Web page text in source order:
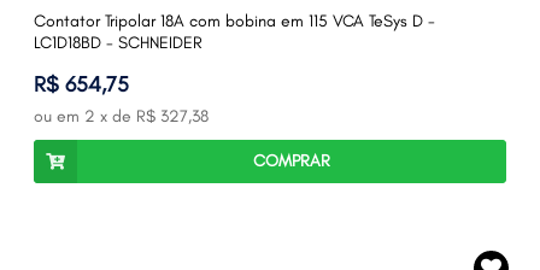
Contator Tripolar 18A com bobina em 115 VCA TeSys D -
LC1D18BD - SCHNEIDER
R$ 654,75
ou em 2 x de R$ 327,38
COMPRAR